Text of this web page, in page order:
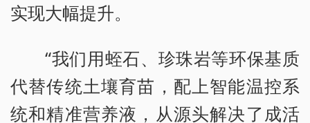
实现大幅提升。
“我们用蛭石、珍珠岩等环保基质
代替传统土壤育苗，配上智能温控系
统和精准营养液，从源头解决了成活